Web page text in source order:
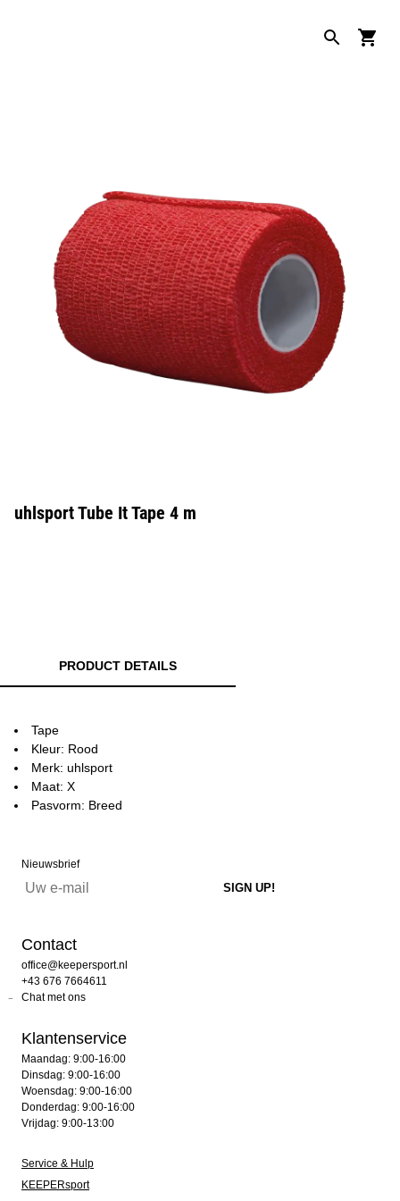
uhlsport Tube It Tape 4 m
PRODUCT DETAILS
Tape
Kleur: Rood
Merk: uhlsport
Maat: X
Pasvorm: Breed
Nieuwsbrief
Contact
office@keepersport.nl
+43 676 7664611
Chat met ons
Klantenservice
Maandag: 9:00-16:00
Dinsdag: 9:00-16:00
Woensdag: 9:00-16:00
Donderdag: 9:00-16:00
Vrijdag: 9:00-13:00
Service & Hulp
KEEPERsport